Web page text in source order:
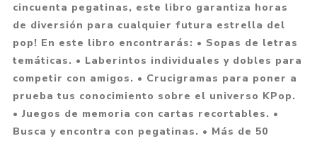
cincuenta pegatinas, este libro garantiza horas
de diversión para cualquier futura estrella del
pop! En este libro encontrarás: • Sopas de letras
temáticas. • Laberintos individuales y dobles para
competir con amigos. • Crucigramas para poner a
prueba tus conocimiento sobre el universo KPop.
• Juegos de memoria con cartas recortables. •
Busca y encontra con pegatinas. • Más de 50